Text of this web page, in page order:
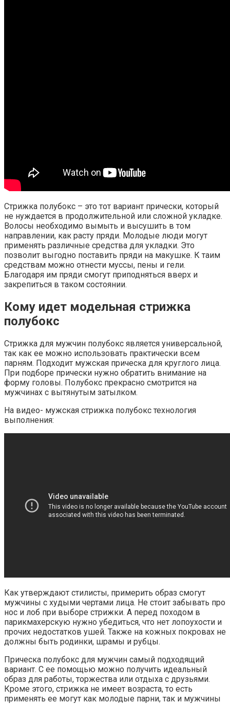
Стрижка полубокс – это тот вариант прически, который
не нуждается в продолжительной или сложной укладке.
Волосы необходимо вымыть и высушить в том
направлении, как расту пряди. Молодые люди могут
применять различные средства для укладки. Это
позволит выгодно поставить пряди на макушке. К таим
средствам можно отнести муссы, пены и гели.
Благодаря им пряди смогут приподняться вверх и
закрепиться в таком состоянии.
Кому идет модельная стрижка
полубокс
Стрижка для мужчин полубокс является универсальной,
так как ее можно использовать практически всем
парням. Подходит мужская прическа для круглого лица.
При подборе прически нужно обратить внимание на
форму головы. Полубокс прекрасно смотрится на
мужчинах с вытянутым затылком.
На видео- мужская стрижка полубокс технология
выполнения:
Как утверждают стилисты, примерить образ смогут
мужчины с худыми чертами лица. Не стоит забывать про
нос и лоб при выборе стрижки. А перед походом в
парикмахерскую нужно убедиться, что нет лопоухости и
прочих недостатков ушей. Также на кожных покровах не
должны быть родинки, шрамы и рубцы.
Прическа полубокс для мужчин самый подходящий
вариант. С ее помощью можно получить идеальный
образ для работы, торжества или отдыха с друзьями.
Кроме этого, стрижка не имеет возраста, то есть
применять ее могут как молодые парни, так и мужчины